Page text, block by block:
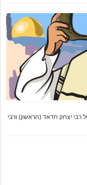
רבי יצחק חדאד (הראשון) ורבי